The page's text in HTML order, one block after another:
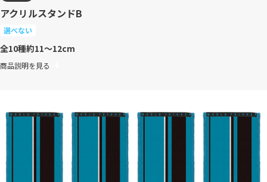
アクリルスタンドB
選べない
全10種約11～12cm
商品説明を見る